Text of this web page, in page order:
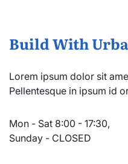
Build With
Lorem ipsum dolor sit
Pellentesque in ipsum id
Mon - Sat 8:00 - 17:30,
Sunday - CLOSED